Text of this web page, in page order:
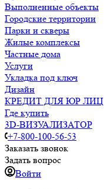
Выполненные объекты
Городские территории
Парки и скверы
Жилые комплексы
Частные дома
Услуги
Укладка под ключ
Дизайн
КРЕДИТ ДЛЯ ЮР ЛИЦ
Где купить
3D-ВИЗУАЛИЗАТОР
+7-800-100-56-53
Заказать звонок
Задать вопрос
Войти